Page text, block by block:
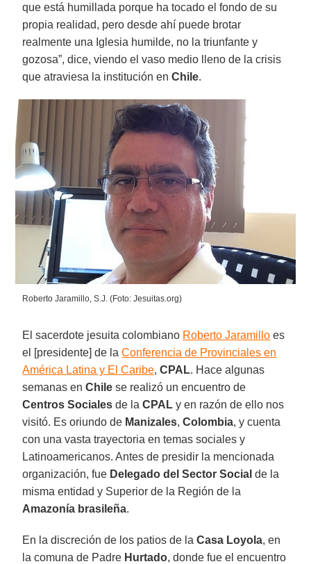
que está humillada porque ha tocado el fondo de su
propia realidad, pero desde ahí puede brotar
realmente una Iglesia humilde, no la triunfante y
gozosa”, dice, viendo el vaso medio lleno de la crisis
que atraviesa la institución enChile.
Roberto Jaramillo, S.J. (Foto: Jesuitas.org)
El sacerdote jesuita colombiano Roberto Jaramillo es
el [presidente] de laConferencia de Provinciales en
América Latina y El Caribe,CPAL. Hace algunas
semanas enChile se realizó un encuentro de
Centros Sociales de laCPAL y en razón de ello nos
visitó. Es oriundo de Manizales,Colombia, y cuenta
con una vasta trayectoria en temas sociales y
Latinoamericanos. Antes de presidir la mencionada
organización, fue Delegado del Sector Social de la
misma entidad y Superior de la Región de la
Amazonía brasileña.
En la discreción de los patios de laCasa Loyola, en
la comuna de Padre Hurtado, donde fue el encuentro